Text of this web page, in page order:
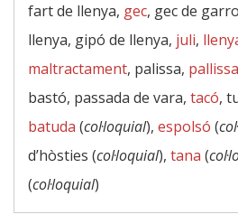
fart de llenya, gec, gec de
llenya, gipó de llenya, juli,
maltractament, palissa, pallissa
bastó, passada de vara, tacó,
batuda (col·loquial), espolsó (
d’hòsties (col·loquial), tana (
(col·loquial)